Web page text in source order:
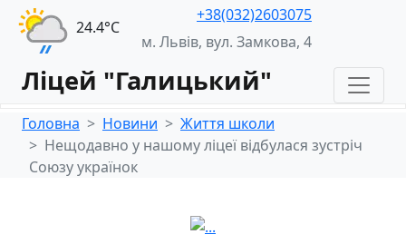
24.4°С
+38(032)2603075
м. Львів, вул. Замкова, 4
Ліцей "Галицький"
Головна Новини
Життя школи
Нещодавно у нашому ліцеї відбулася зустріч
Союзу українок